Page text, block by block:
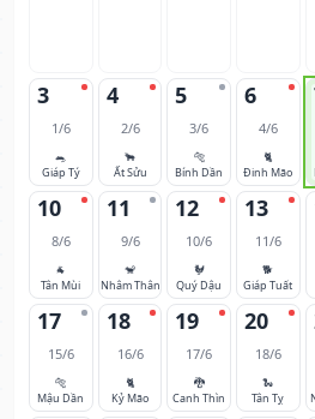
3
1/6
🐀
Giáp Tý
4
2/6
🐂
Ất Sửu
5
3/6
🐅
Bính Dần
6
4/6
🐈
Đinh Mão
10
8/6
🐐
Tân Mùi
11
9/6
🐒
Nhâm Thân
12
10/6
🐓
Quý Dậu
13
11/6
🐕
Giáp Tuất
17
15/6
🐅
Mậu Dần
18
16/6
🐈
Kỷ Mão
19
17/6
🐉
Canh Thìn
20
18/6
🐍
Tân Tỵ